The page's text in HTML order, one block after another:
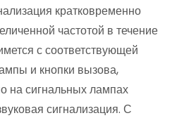
кратковременно
частотой в течение
с соответствующей
и кнопки вызова,
на сигнальных лампах
сигнализация. С